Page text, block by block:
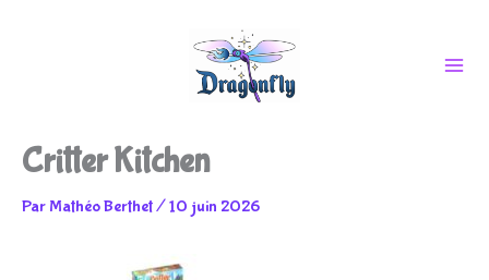
Critter Kitchen
Par Mathéo Berthet/10 juin 2026